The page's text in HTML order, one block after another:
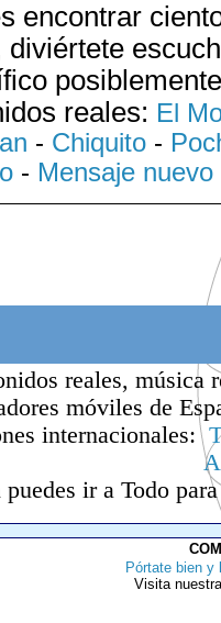
encontrar
diviértete
reales: El
- Chiquito -
- Mensaje nuevo
reales, música
móviles de
internacionales:
puedes ir a Todo
Pórtate bien y
Visita